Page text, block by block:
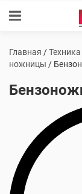
Главная /
ножницы /